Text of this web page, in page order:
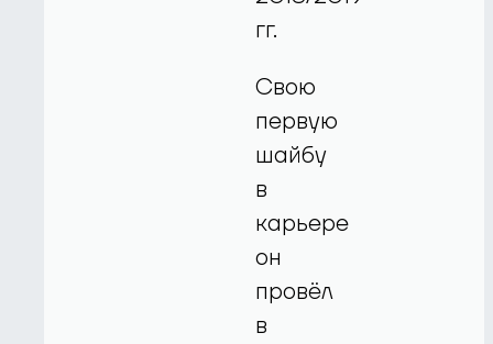
гг.
Свою
первую
шайбу
в
карьере
он
провёл
в